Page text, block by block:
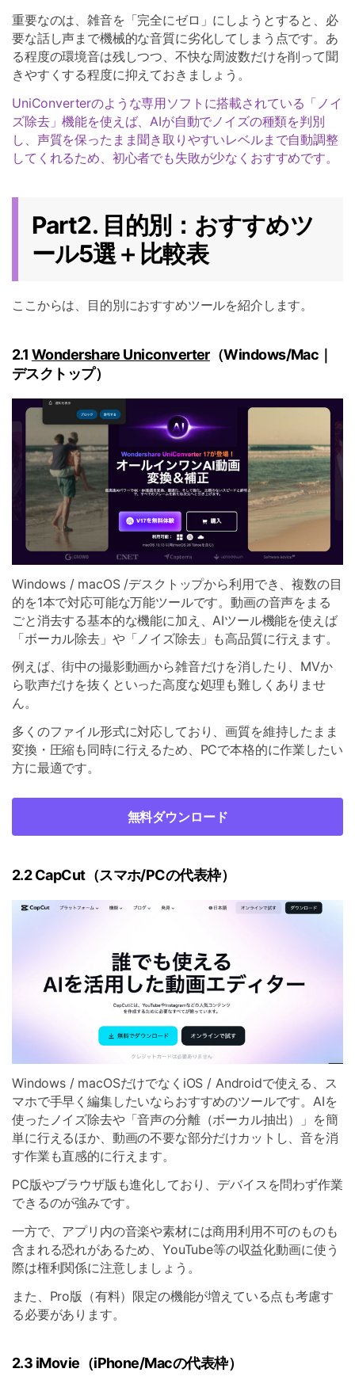
重要なのは、雑音を「完全にゼロ」にしようとすると、必
要な話し声まで機械的な音質に劣化してしまう点です。あ
る程度の環境音は残しつつ、不快な周波数だけを削って聞
きやすくする程度に抑えておきましょう。
UniConverterのような専用ソフトに搭載されている「ノイ
ズ除去」機能を使えば、AIが自動でノイズの種類を判別
し、声質を保ったまま聞き取りやすいレベルまで自動調整
してくれるため、初心者でも失敗が少なくおすすめです。
Part2. 目的別：おすすめツ
ール5選＋比較表
ここからは、目的別におすすめツールを紹介します。
2.1 Wondershare Uniconverter（Windows/Mac｜
デスクトップ）
Windows / macOS /デスクトップから利用でき、複数の目
的を1本で対応可能な万能ツールです。動画の音声をまる
ごと消去する基本的な機能に加え、AIツール機能を使えば
「ボーカル除去」や「ノイズ除去」も高品質に行えます。
例えば、街中の撮影動画から雑音だけを消したり、MVか
ら歌声だけを抜くといった高度な処理も難しくありませ
ん。
多くのファイル形式に対応しており、画質を維持したまま
変換・圧縮も同時に行えるため、PCで本格的に作業したい
方に最適です。
無料ダウンロード
2.2 CapCut（スマホ/PCの代表枠）
Windows / macOSだけでなくiOS / Androidで使える、ス
マホで手早く編集したいならおすすめのツールです。AIを
使ったノイズ除去や「音声の分離（ボーカル抽出）」を簡
単に行えるほか、動画の不要な部分だけカットし、音を消
す作業も直感的に行えます。
PC版やブラウザ版も進化しており、デバイスを問わず作業
できるのが強みです。
一方で、アプリ内の音楽や素材には商用利用不可のものも
含まれる恐れがあるため、YouTube等の収益化動画に使う
際は権利関係に注意しましょう。
また、Pro版（有料）限定の機能が増えている点も考慮す
る必要があります。
2.3 iMovie（iPhone/Macの代表枠）